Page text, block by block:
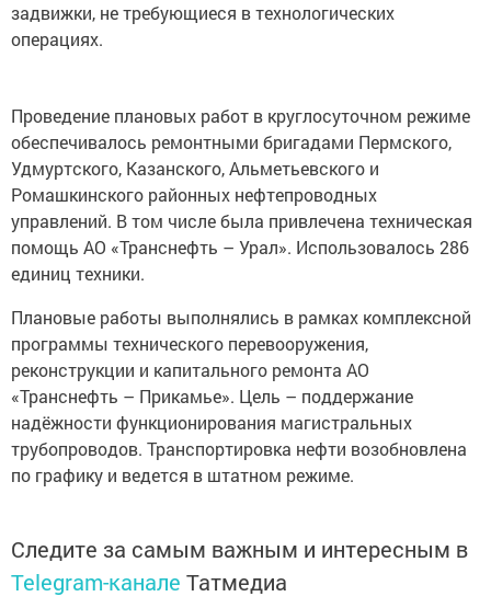
задвижки, не требующиеся в технологических
операциях.
Проведение плановых работ в круглосуточном режиме
обеспечивалось ремонтными бригадами Пермского,
Удмуртского, Казанского, Альметьевского и
Ромашкинского районных нефтепроводных
управлений. В том числе была привлечена техническая
помощь АО «Транснефть – Урал». Использовалось 286
единиц техники.
Плановые работы выполнялись в рамках комплексной
программы технического перевооружения,
реконструкции и капитального ремонта АО
«Транснефть – Прикамье». Цель – поддержание
надёжности функционирования магистральных
трубопроводов. Транспортировка нефти возобновлена
по графику и ведется в штатном режиме.
Следите за самым важным и интересным в
Telegram-канале Татмедиа